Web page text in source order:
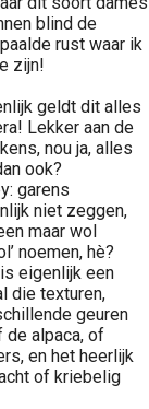
blind de
rust waar ik
zijn!
geldt dit alles
Lekker aan de
nou ja, alles
ook?
garens
niet zeggen,
maar wol
noemen, hè?
eigenlijk een
die texturen,
geuren
de alpaca, of
en het heerlijk
of kriebelig